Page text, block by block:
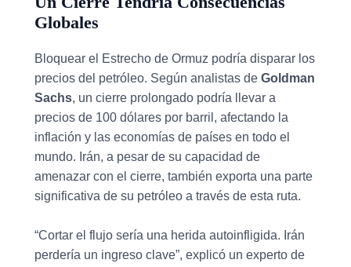
Globales
Bloquear el Estrecho de Ormuz podría disparar los
precios del petróleo. Según analistas de Goldman
Sachs, un cierre prolongado podría llevar a
precios de 100 dólares por barril, afectando la
inflación y las economías de países en todo el
mundo. Irán, a pesar de su capacidad de
amenazar con el cierre, también exporta una parte
significativa de su petróleo a través de esta ruta.
“Cortar el flujo sería una herida autoinfligida. Irán
perdería un ingreso clave”, explicó un experto de